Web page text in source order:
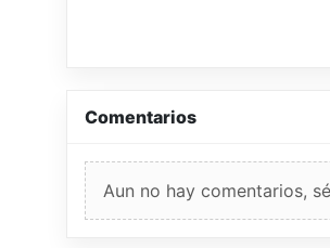
Comentarios
Aun no hay comentarios,